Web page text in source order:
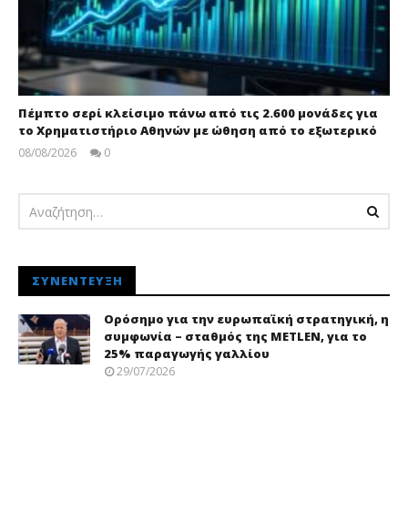
Πέμπτο σερί κλείσιμο πάνω από τις 2.600 μονάδες για
το Χρηματιστήριο Αθηνών με ώθηση από το εξωτερικό
08/08/2026
0
ΣΥΝΈΝΤΕΥΞΗ
Ορόσημο για την ευρωπαϊκή στρατηγική, η
συμφωνία – σταθμός της METLEN, για το
25% παραγωγής γαλλίου
29/07/2026